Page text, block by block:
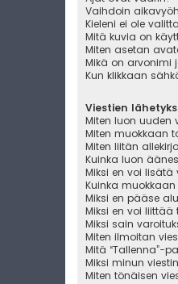
Vaihdoin
Kieleni ei ole
Mitä kuvia on
Miten asetan
Mikä on arvonimi
Kun klikkaan
Viestien
Miten luon uuden
Miten muokkaan
Miten liitän
Kuinka luon
Miksi en voi
Kuinka
Miksi en pääse
Miksi en voi liittää
Miksi sain
Miten ilmoitan
Mitä “Tallenna”-
Miksi minun
Miten tönäisen